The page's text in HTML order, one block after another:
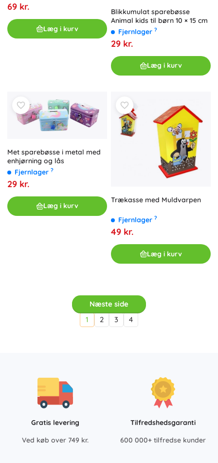
69 kr.
Læg i kurv
Blikkumulat sparebøsse
Animal kids til børn 10 × 15 cm
Fjernlager ?
29 kr.
Læg i kurv
Met sparebøsse i metal med
enhjørning og lås
Fjernlager ?
29 kr.
Læg i kurv
Trækasse med Muldvarpen
Fjernlager ?
49 kr.
Læg i kurv
Næste side
1
2 3 4
Gratis levering
Ved køb over 749 kr.
Tilfredshedsgaranti
600 000+ tilfredse kunder